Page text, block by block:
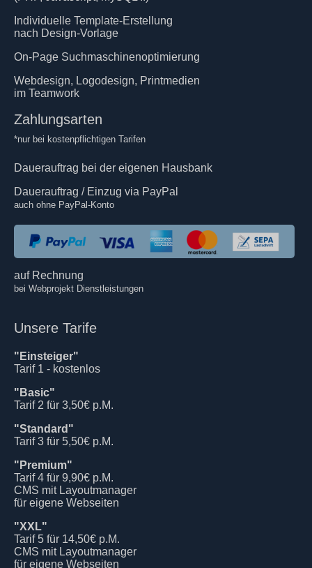
Individuelle Template-Erstellung
nach Design-Vorlage
On-Page Suchmaschinenoptimierung
Webdesign, Logodesign, Printmedien
im Teamwork
Zahlungsarten
*nur bei kostenpflichtigen Tarifen
Dauerauftrag bei der eigenen Hausbank
Dauerauftrag / Einzug via PayPal
auch ohne PayPal-Konto
auf Rechnung
bei Webprojekt Dienstleistungen
Unsere Tarife
"Einsteiger"
Tarif 1 - kostenlos
"Basic"
Tarif 2 für 3,50€ p.M.
"Standard"
Tarif 3 für 5,50€ p.M.
"Premium"
Tarif 4 für 9,90€ p.M.
CMS mit Layoutmanager
für eigene Webseiten
"XXL"
Tarif 5 für 14,50€ p.M.
CMS mit Layoutmanager
für eigene Webseiten